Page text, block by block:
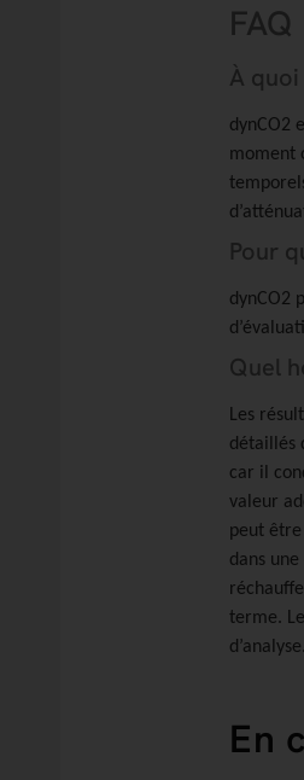
FAQ
À
dynCO2
moment
Pour
dynCO2
Quel
Les
détaillés
car il
valeur
peut
dans
terme.
d’analyse.
En